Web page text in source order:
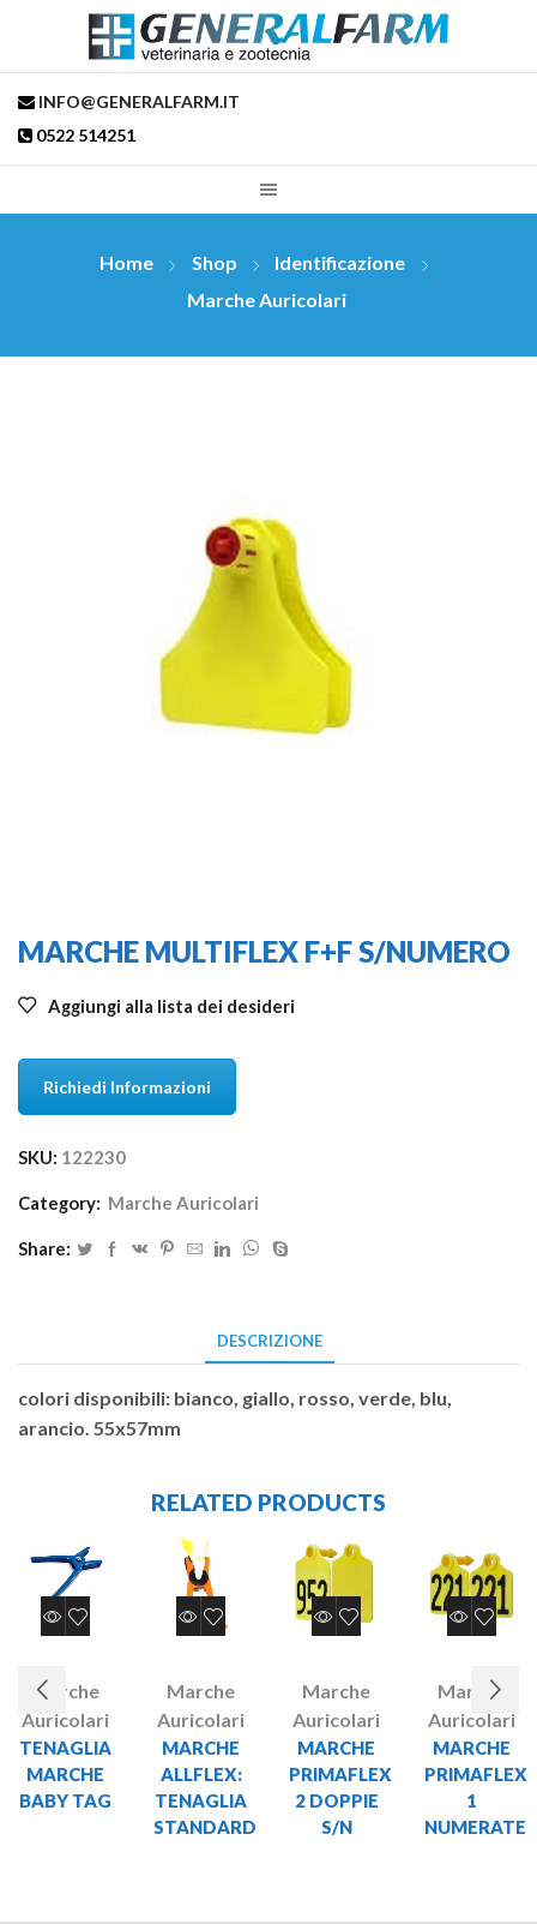
INFO@GENERALFARM.IT
0522 514251
Home Shop
Identificazione
Marche Auricolari
MARCHE MULTIFLEX F+F S/NUMERO
Aggiungi alla lista dei desideri
Richiedi Informazioni
SKU: 122230
Category: Marche Auricolari
Share:
DESCRIZIONE
colori disponibili: bianco, giallo, rosso, verde, blu,
arancio. 55x57mm
RELATED PRODUCTS
Marche
Auricolari
TENAGLIA
MARCHE
BABY TAG
Marche
Auricolari
MARCHE
ALLFLEX:
TENAGLIA
STANDARD
Marche
Auricolari
MARCHE
PRIMAFLEX
2 DOPPIE
S/N
Marche
Auricolari
MARCHE
PRIMAFLEX
1
NUMERATE